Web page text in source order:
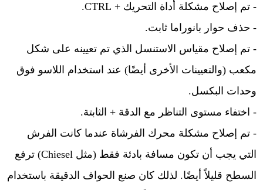
- تم إصلاح مشكلة أداة التحريك + CTRL.
- حذف حوار بانوراما ثابت.
- تم إصلاح مقياس الاستنسل الذي تم تعيينه على شكل
مكعب (والتعيينات الأخرى أيضًا) عند استخدام اللاسو فوق
وحدات البكسل.
- اختفاء مستوى التناظر مع الدقة + الثابتة.
- تم إصلاح مشكلة محرك الفرشاة عندما كانت الفرش
التي يجب أن تكون مسافة بادئة فقط (مثل Chiesel) ترفع
السطح قليلاً أيضًا. لذلك كان صنع الحواف الدقيقة باستخدام